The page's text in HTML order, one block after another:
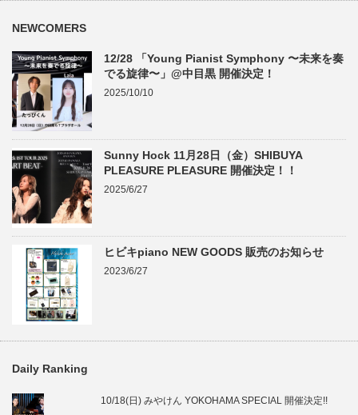
NEWCOMERS
12/28 「Young Pianist Symphony 〜未来を奏
でる旋律〜」@中目黒 開催決定！
2025/10/10
Sunny Hock 11月28日（金）SHIBUYA
PLEASURE PLEASURE 開催決定！！
2025/6/27
ヒビキpiano NEW GOODS 販売のお知らせ
2023/6/27
Daily Ranking
10/18(日) みやけん YOKOHAMA SPECIAL 開催決定!!